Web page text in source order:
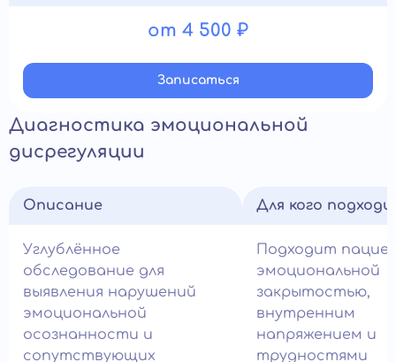
от 4 500 ₽
Записатьcя
Диагностика эмоциональной
дисрегуляции
Описание
Углублённое
обследование для
выявления нарушений
эмоциональной
осознанности и
сопутствующих
Для кого
Подходит
эмоциональной
закрытостью,
внутренним
напряжением и
трудностями